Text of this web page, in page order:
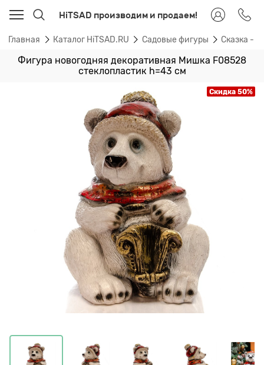
HiTSAD производим и продаем!
Главная Каталог HiTSAD.RU Садовые фигуры Сказка -
Фигура новогодняя декоративная Мишка F08528
стеклопластик h=43 см
Скидка 50%